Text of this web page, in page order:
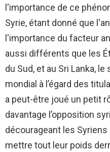
l'importance de ce
Syrie, étant donné que
l'importance du facteur
aussi différents que les
du Sud, et au Sri Lanka,
mondial à l’égard des
a peut-être joué un petit
davantage l’opposition
décourageant les
mettre tout leur poids